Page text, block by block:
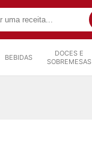
BEBIDAS
DOCES E
SOBREMESAS